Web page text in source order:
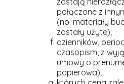
połączone z
(np. materiały
zostały użyte);
dzienników,
czasopism, z
umowy o
papierowa);